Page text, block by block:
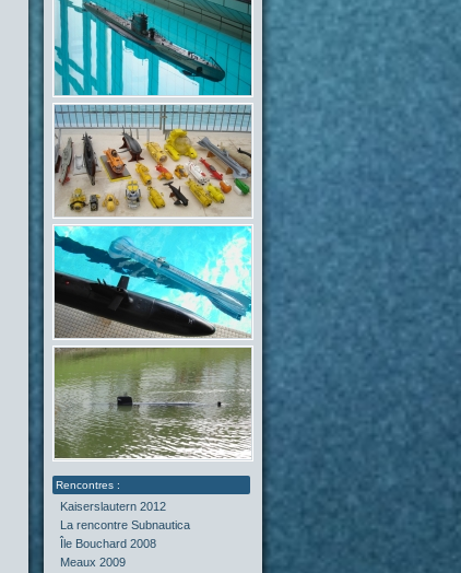
Kaiserslautern 2012
La rencontre Subnautica
Île Bouchard 2008
Meaux 2009